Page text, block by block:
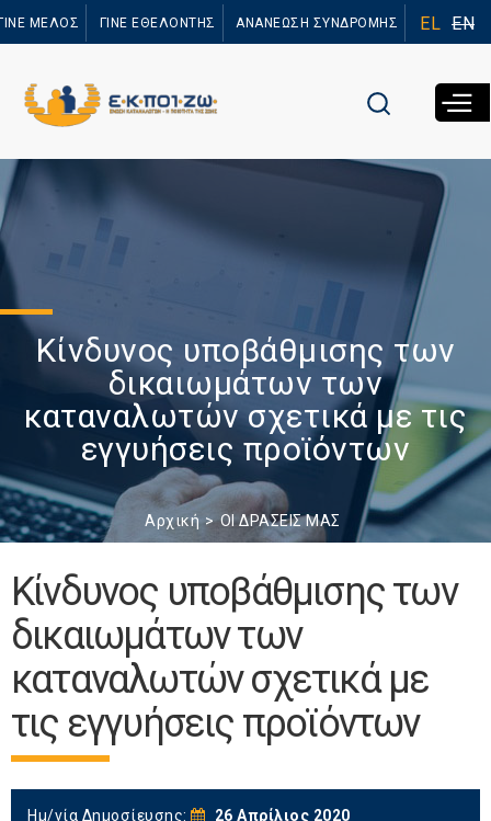
προς το
ΜΕΛΟΣ ΓΙΝΕ ΕΘΕΛΟΝΤΗΣ ΑΝΑΝΕΩΣΗ ΣΥΝΔΡΟΜΗΣ EL EN
Κίνδυνος υποβάθμισης των
δικαιωμάτων των
καταναλωτών σχετικά με τις
εγγυήσεις προϊόντων
Αρχική ΟΙ ΔΡΑΣΕΙΣ ΜΑΣ
Κίνδυνος υποβάθμισης των
δικαιωμάτων των
καταναλωτών σχετικά με
τις εγγυήσεις προϊόντων
Ημ/νία Δημοσίευσης: 26 Απρίλιος 2020